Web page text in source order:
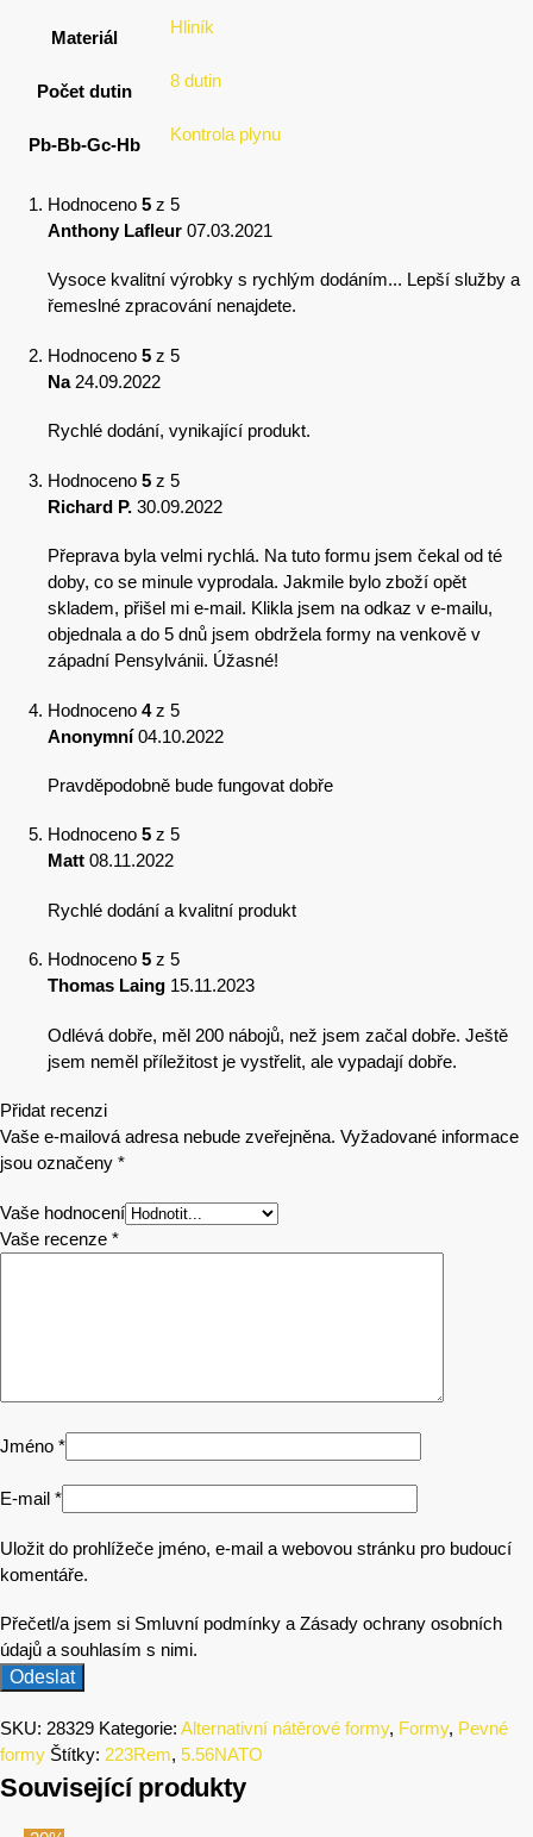
Materiál
Hliník
Počet dutin
8 dutin
Pb-Bb-Gc-Hb
Kontrola plynu
Hodnoceno 5 z 5
Anthony Lafleur 07.03.2021
Vysoce kvalitní výrobky s rychlým dodáním... Lepší služby a
řemeslné zpracování nenajdete.
Hodnoceno 5 z 5
Na 24.09.2022
Rychlé dodání, vynikající produkt.
Hodnoceno 5 z 5
Richard P. 30.09.2022
Přeprava byla velmi rychlá. Na tuto formu jsem čekal od té
doby, co se minule vyprodala. Jakmile bylo zboží opět
skladem, přišel mi e-mail. Klikla jsem na odkaz v e-mailu,
objednala a do 5 dnů jsem obdržela formy na venkově v
západní Pensylvánii. Úžasné!
Hodnoceno 4z 5
Anonymní04.10.2022
Pravděpodobně bude fungovat dobře
Hodnoceno 5 z 5
Matt 08.11.2022
Rychlé dodání a kvalitní produkt
Hodnoceno 5 z 5
Thomas Laing 15.11.2023
Odlévá dobře, měl 200 nábojů, než jsem začal dobře. Ještě
jsem neměl příležitost je vystřelit, ale vypadají dobře.
Přidat recenzi
Vaše e-mailová adresa nebude zveřejněna. Vyžadované informace
jsou označeny *
Vaše hodnocení
Vaše recenze *
Jméno *
E-mail *
Uložit do prohlížeče jméno, e-mail a webovou stránku pro budoucí
komentáře.
Přečetl/a jsem si Smluvní podmínky a Zásady ochrany osobních
údajů a souhlasím s nimi.
SKU: 28329 Kategorie: Alternativní nátěrové formy, Formy, Pevné
formy Štítky: 223Rem, 5.56NATO
Související produkty